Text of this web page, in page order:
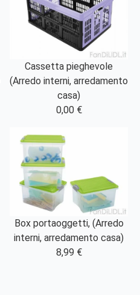
Cassetta pieghevole
(Arredo interni, arredamento
casa)
0,00 €
Box portaoggetti, (Arredo
interni, arredamento casa)
8,99 €